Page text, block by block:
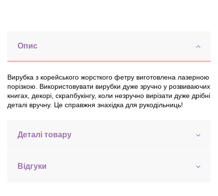
Опис
Вирубка з корейського жорсткого фетру виготовлена лазерною
порізкою. Використовувати вирубки дуже зручно у розвиваючих
книгах, декорі, скрапбукінгу, коли незручно вирізати дуже дрібні
деталі вручну. Це справжня знахідка для рукодільниць!
Деталі товару
Відгуки